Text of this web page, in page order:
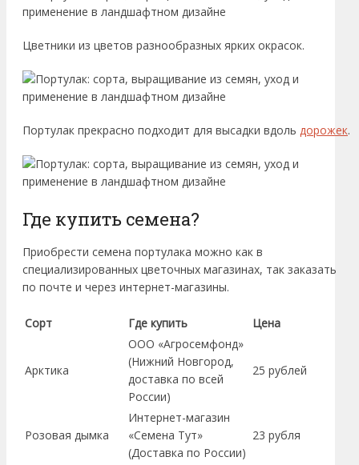
Цветники из цветов разнообразных ярких окрасок.
Портулак прекрасно подходит для высадки вдоль дорожек.
Где купить семена?
Приобрести семена портулака можно как в
специализированных цветочных магазинах, так заказать
по почте и через интернет-магазины.
Сорт Где купить Цена
Арктика
ООО «Агросемфонд»
(Нижний Новгород,
доставка по всей
России)
25 рублей
Розовая дымка
Интернет-магазин
«Семена Тут»
(Доставка по России)
23 рубля